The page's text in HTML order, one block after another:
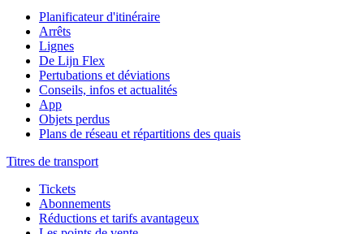
Planificateur d'itinéraire
Arrêts
Lignes
De Lijn Flex
Pertubations et déviations
Conseils, infos et actualités
App
Objets perdus
Plans de réseau et répartitions des quais
Titres de transport
Tickets
Abonnements
Réductions et tarifs avantageux